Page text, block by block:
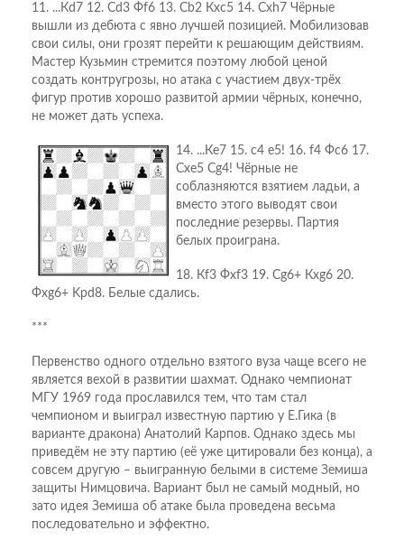
11. ...Кd7 12. Сd3 Фf6 13. Сb2 Кxc5 14. Сxh7 Чёрные
вышли из дебюта с явно лучшей позицией. Мобилизовав
свои силы, они грозят перейти к решающим действиям.
Мастер Кузьмин стремится поэтому любой ценой
создать контругрозы, но атака с участием двух-трёх
фигур против хорошо развитой армии чёрных, конечно,
не может дать успеха.
14. ...Кe7 15. c4 e5! 16. f4 Фc6 17.
Сxe5 Сg4! Чёрные не
соблазняются взятием ладьи, а
вместо этого выводят свои
последние резервы. Партия
белых проиграна.
18. Кf3 Фxf3 19. Сg6+ Кxg6 20.
Фxg6+ Kрd8. Белые сдались.
***
Первенство одного отдельно взятого вуза чаще всего не
является вехой в развитии шахмат. Однако чемпионат
МГУ 1969 года прославился тем, что там стал
чемпионом и выиграл известную партию у Е.Гика (в
варианте дракона) Анатолий Карпов. Однако здесь мы
приведём не эту партию (её уже цитировали без конца), а
совсем другую – выигранную белыми в системе Земиша
защиты Нимцовича. Вариант был не самый модный, но
зато идея Земиша об атаке была проведена весьма
последовательно и эффектно.